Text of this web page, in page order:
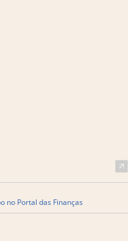
no Portal das Finanças